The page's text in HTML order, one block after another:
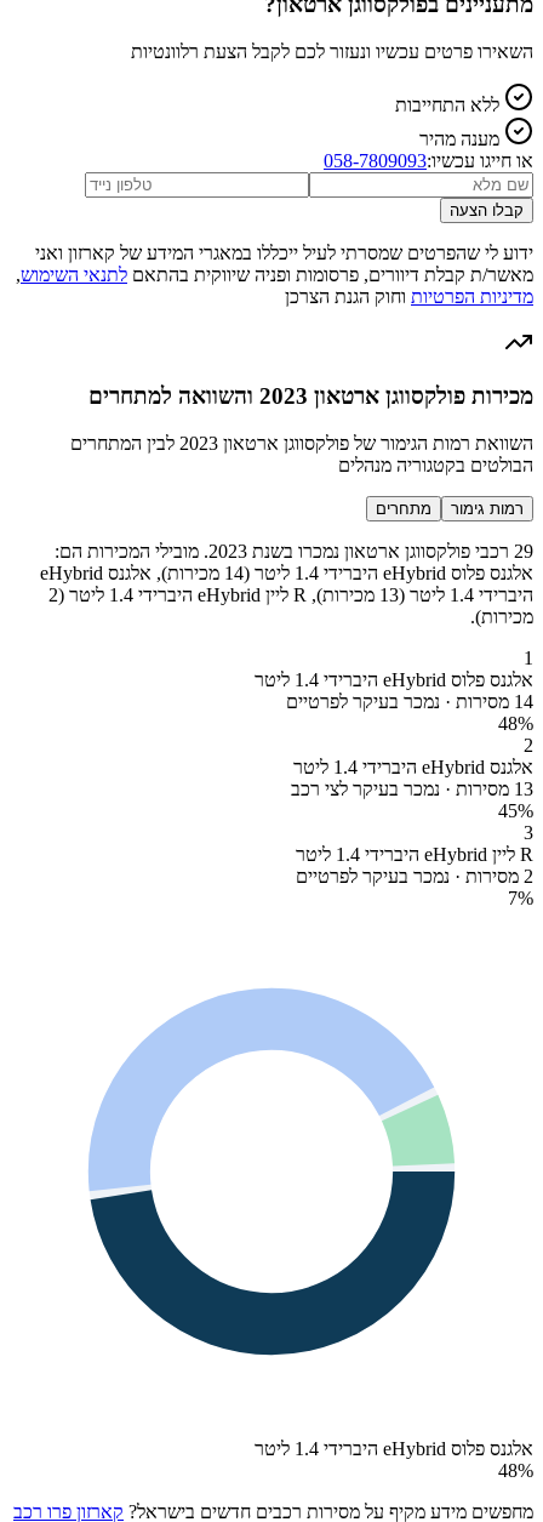
השאירו פרטים עכשיו ונעזור לכם לקבל הצעת רלוונטיות
ללא התחייבות
מענה מהיר
או חייגו עכשיו:058-7809093
קבלו הצעה
ידוע לי שהפרטים שמסרתי לעיל ייכללו במאגרי המידע של קארזון ואני
מאשר/ת קבלת דיוורים, פרסומות ופניה שיווקית בהתאם לתנאי השימוש,
מדיניות הפרטיות וחוק הגנת הצרכן
מכירות פולקסווגן ארטאון 2023 והשוואה למתחרים
השוואת רמות הגימור של פולקסווגן ארטאון 2023 לבין המתחרים
הבולטים בקטגוריה מנהלים
רמות גימור מתחרים
29 רכבי פולקסווגן ארטאון נמכרו בשנת 2023. מובילי המכירות הם:
אלגנס פלוס eHybrid היברידי 1.4 ליטר (14 מכירות), אלגנס eHybrid
היברידי 1.4 ליטר (13 מכירות), R ליין eHybrid היברידי 1.4 ליטר (2
מכירות).
1
אלגנס פלוס eHybrid היברידי 1.4 ליטר
14 מסירות · נמכר בעיקר לפרטיים
48%
2
אלגנס eHybrid היברידי 1.4 ליטר
13 מסירות · נמכר בעיקר לצי רכב
45%
3
R ליין eHybrid היברידי 1.4 ליטר
2 מסירות · נמכר בעיקר לפרטיים
7%
אלגנס פלוס eHybrid היברידי 1.4 ליטר
48%
מחפשים מידע מקיף על מסירות רכבים חדשים בישראל? קארזון פרו רכב